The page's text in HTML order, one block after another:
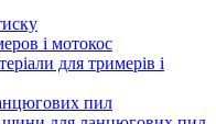
і мотокос
для тримерів і
пил